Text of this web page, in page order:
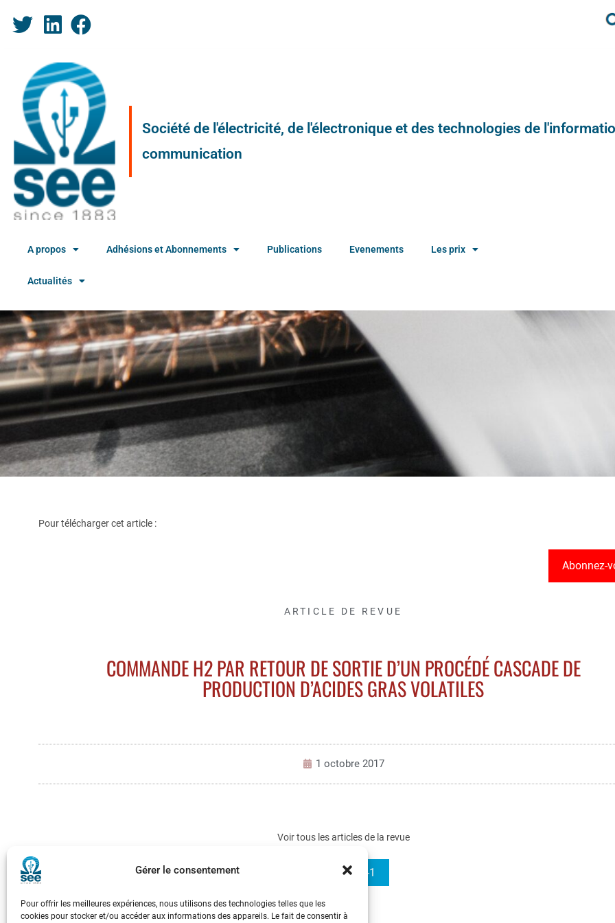
Gérer le consentement
Pour offrir les meilleures expériences, nous utilisons des technologies telles que les
cookies pour stocker et/ou accéder aux informations des appareils. Le fait de consentir à
Société de l'électricité, de l'électronique et des technologies de
communication
A propos Adhésions et Abonnements Publications Evenements Les prix
Actualités
Pour télécharger cet article :
Abonnez-
ARTICLE DE REVUE
COMMANDE H2 PAR RETOUR DE SORTIE D’UN PROCÉDÉ CASCADE DE
PRODUCTION D’ACIDES GRAS VOLATILES
1 octobre 2017
Voir tous les articles de la revue
e-STA 2003-1